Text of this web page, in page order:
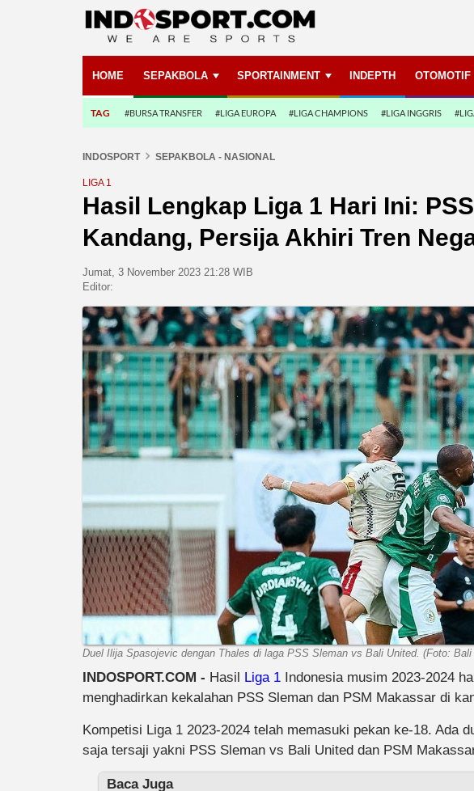
HOME SEPAKBOLA SPORTAINMENT INDEPTH OTOMOTIF
TAG #BURSA TRANSFER #LIGA EUROPA #LIGA CHAMPIONS #LIGA INGGRIS
INDOSPORT SEPAKBOLA - NASIONAL
LIGA 1
Hasil Lengkap Liga 1 Hari Ini:
Kandang, Persija Akhiri Tren
Jumat, 3 November 2023 21:28 WIB
Editor:
Duel Ilija Spasojevic dengan Thales di laga PSS Sleman vs Bali United. (Foto: Bali
INDOSPORT.COM - Hasil Liga 1 Indonesia musim 2023-2024
menghadirkan kekalahan PSS Sleman dan PSM Makassar di
Kompetisi Liga 1 2023-2024 telah memasuki pekan ke-18. Ada
saja tersaji yakni PSS Sleman vs Bali United dan PSM
Baca Juga